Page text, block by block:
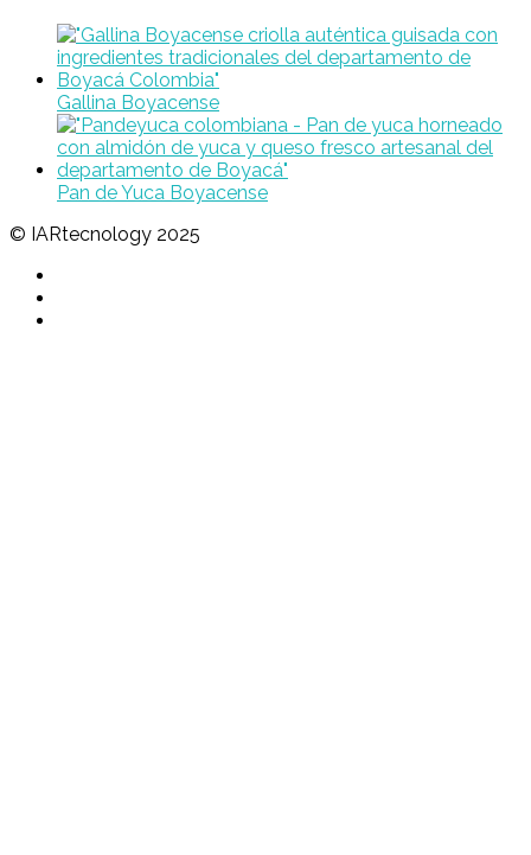
Gallina Boyacense
Pan de Yuca Boyacense
© IARtecnology 2025